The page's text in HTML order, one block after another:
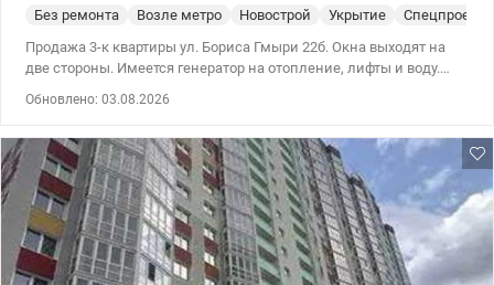
Без ремонта Возле метро Новострой Укрытие
Спецпроект
Продажа 3-к квартиры ул. Бориса Гмыри 22б. Окна выходят на
две стороны. Имеется генератор на отопление, лифты и воду.
Обновлено: 03.08.2026